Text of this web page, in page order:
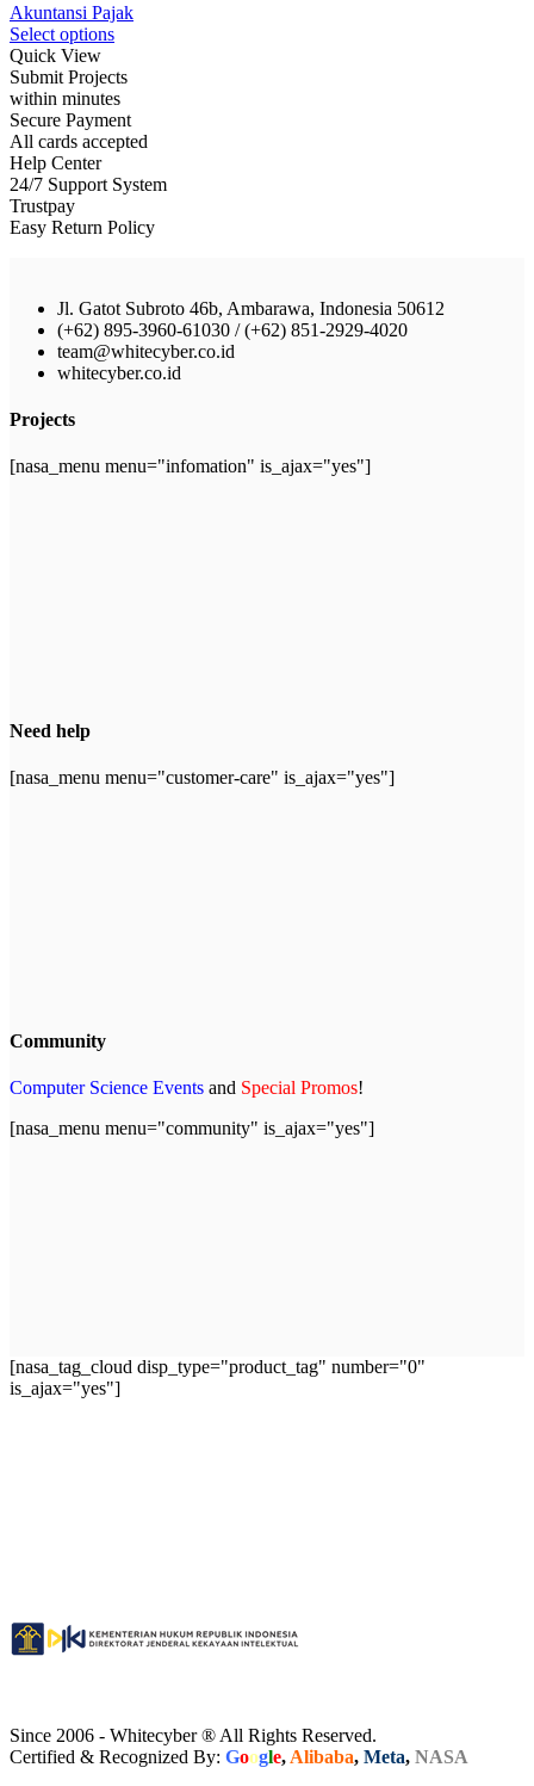
Akuntansi Pajak
Select options
Quick View
Submit Projects
within minutes
Secure Payment
All cards accepted
Help Center
24/7 Support System
Trustpay
Easy Return Policy
Jl. Gatot Subroto 46b, Ambarawa, Indonesia 50612
(+62) 895-3960-61030 / (+62) 851-2929-4020
team@whitecyber.co.id
whitecyber.co.id
Projects
[nasa_menu menu="infomation" is_ajax="yes"]
Need help
[nasa_menu menu="customer-care" is_ajax="yes"]
Community
Computer Science Events and Special Promos!
[nasa_menu menu="community" is_ajax="yes"]
[nasa_tag_cloud disp_type="product_tag" number="0"
is_ajax="yes"]
Since 2006 - Whitecyber ® All Rights Reserved.
Certified & Recognized By: Google, Alibaba, Meta, NASA